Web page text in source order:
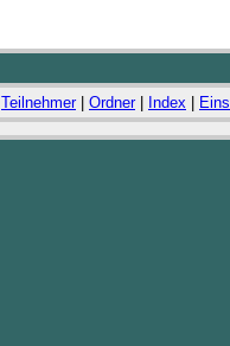
Teilnehmer| Ordner| Index